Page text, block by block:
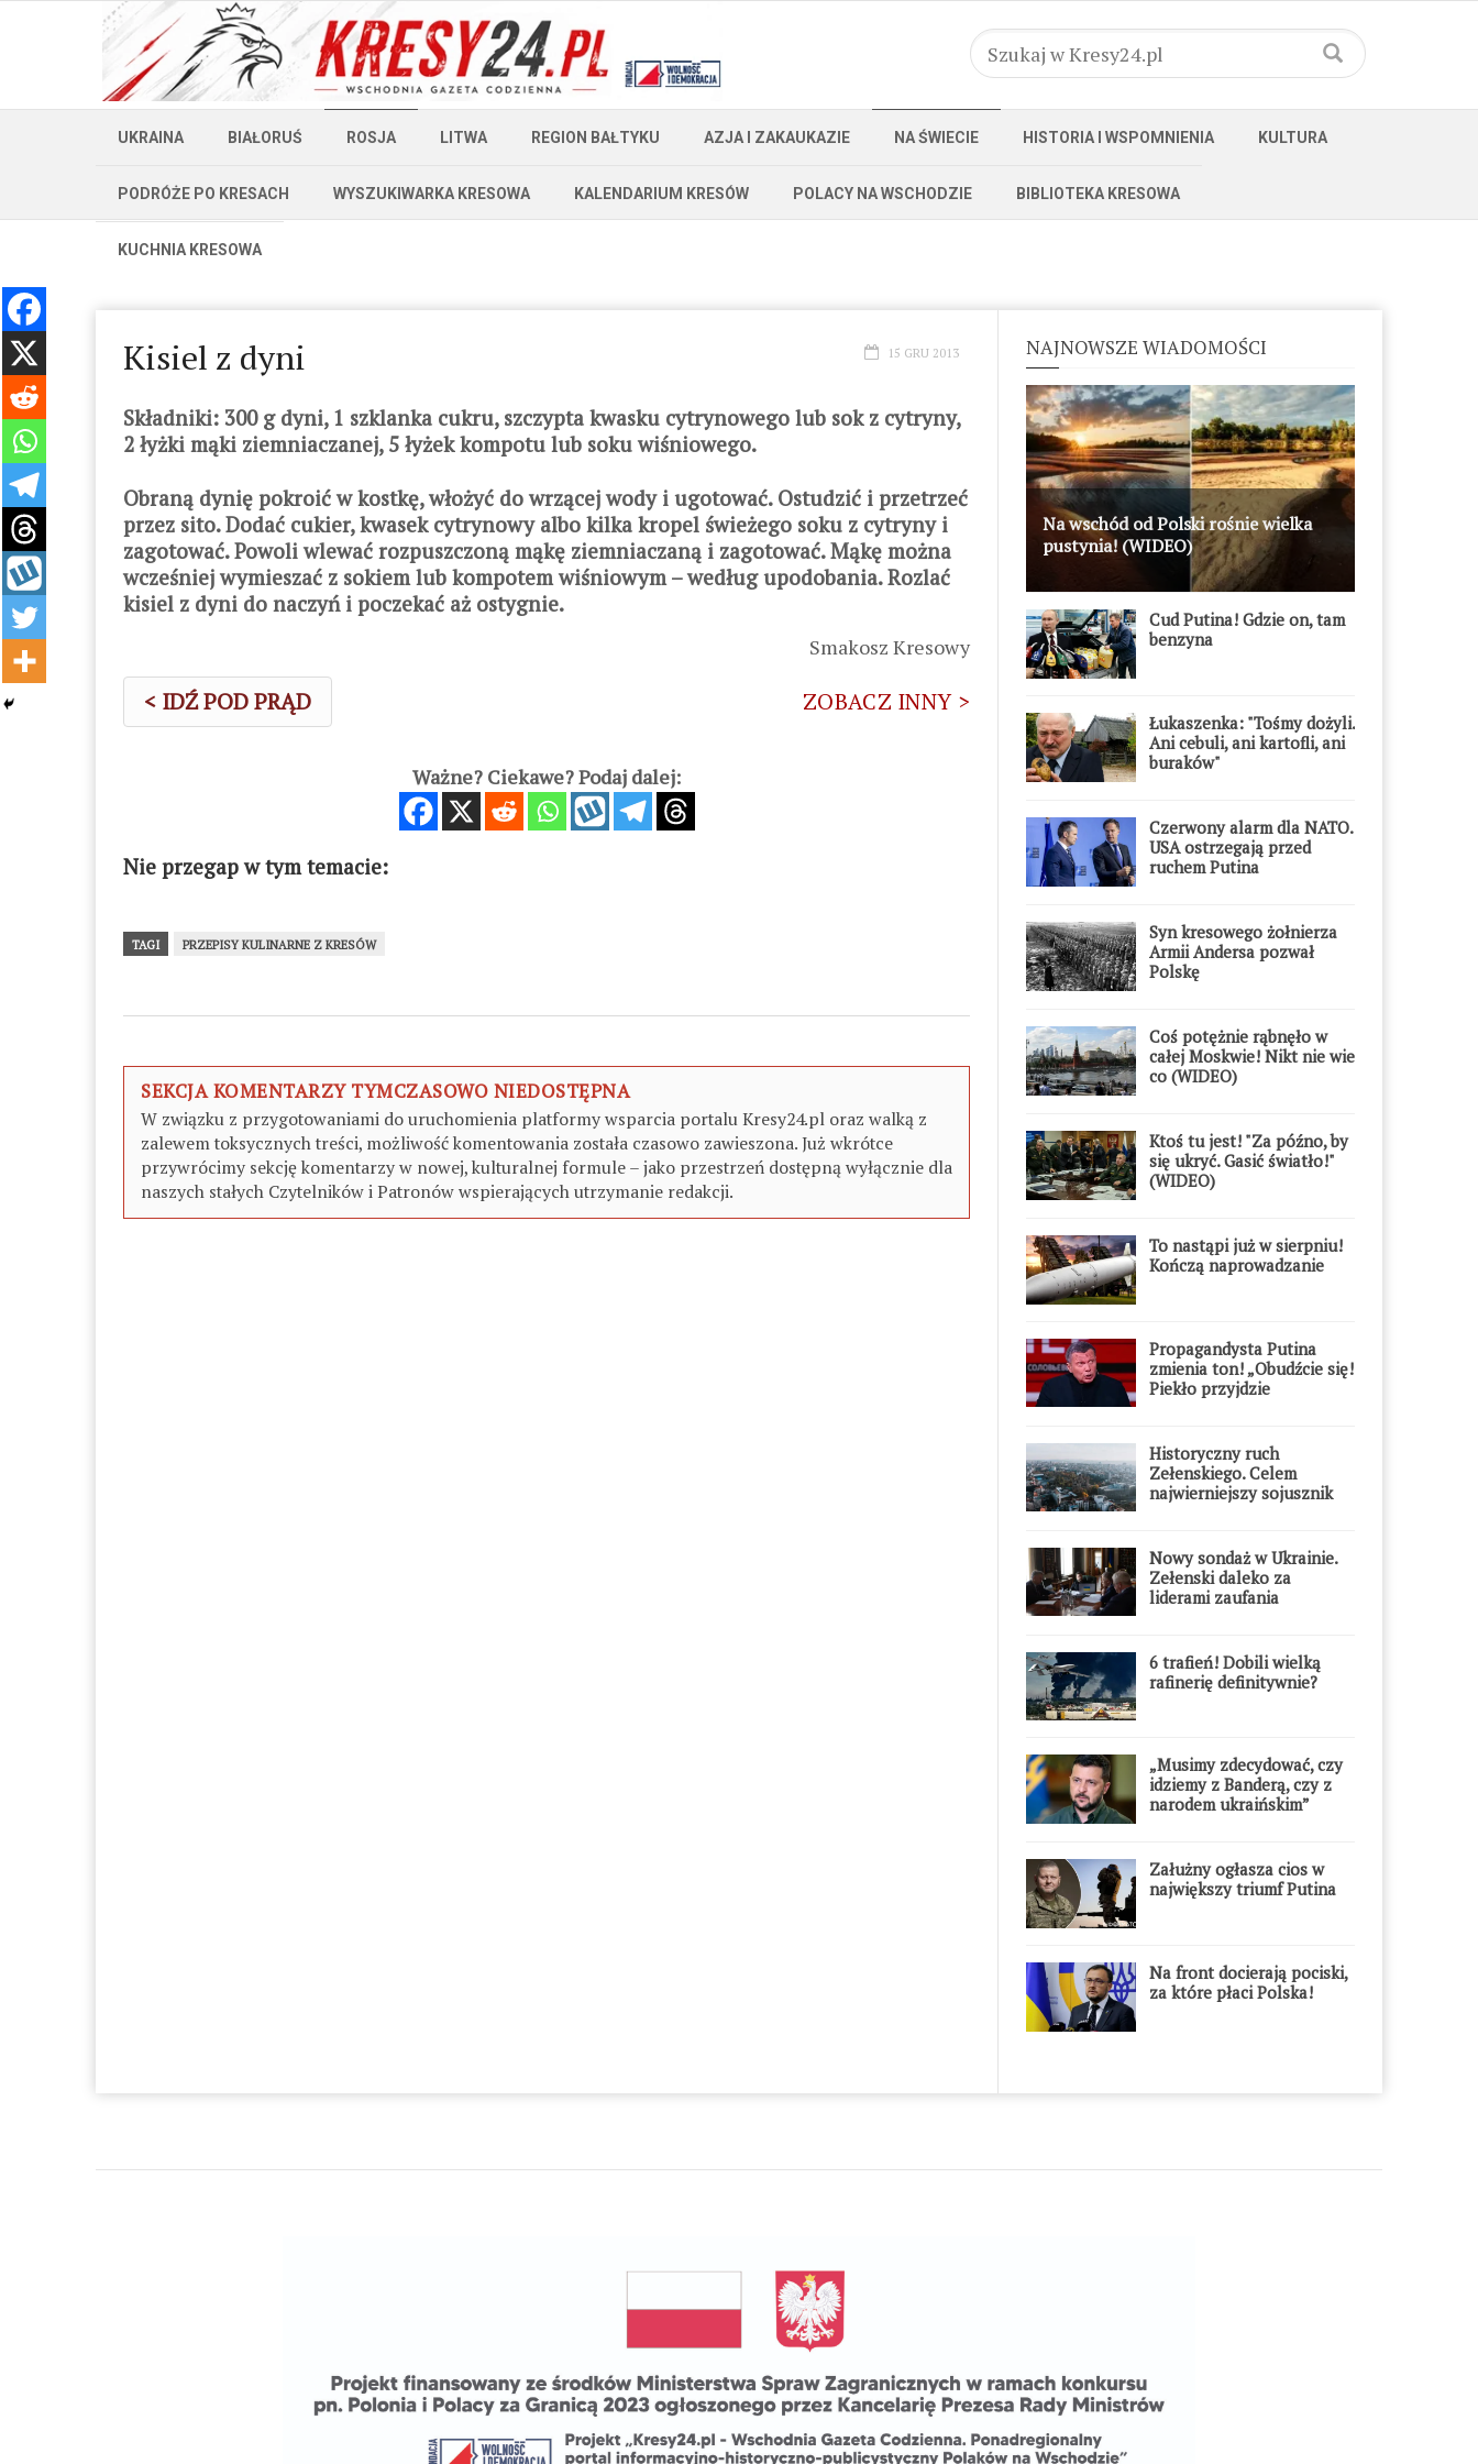
UKRAINA BIAŁORUŚ ROSJA LITWA REGION BAŁTYKU AZJA I ZAKAUKAZIE NA ŚWIECIE HISTORIA I WSPOMNIENIA KULTURA
PODRÓŻE PO KRESACH WYSZUKIWARKA KRESOWA KALENDARIUM KRESÓW POLACY NA WSCHODZIE BIBLIOTEKA KRESOWA
KUCHNIA KRESOWA
Kisiel z dyni 15 GRU 2013
Składniki: 300 g dyni, 1 szklanka cukru, szczypta kwasku cytrynowego lub sok z cytryny,
2 łyżki mąki ziemniaczanej, 5 łyżek kompotu lub soku wiśniowego.
Obraną dynię pokroić w kostkę, włożyć do wrzącej wody i ugotować. Ostudzić i przetrzeć
przez sito. Dodać cukier, kwasek cytrynowy albo kilka kropel świeżego soku z cytryny i
zagotować. Powoli wlewać rozpuszczoną mąkę ziemniaczaną i zagotować. Mąkę można
wcześniej wymieszać z sokiem lub kompotem wiśniowym – według upodobania. Rozlać
kisiel z dyni do naczyń i poczekać aż ostygnie.
Smakosz Kresowy
< IDŹ POD PRĄD ZOBACZ INNY >
Ważne? Ciekawe? Podaj dalej:
Nie przegap w tym temacie:
TAGI PRZEPISY KULINARNE Z KRESÓW
SEKCJA KOMENTARZY TYMCZASOWO NIEDOSTĘPNA
W związku z przygotowaniami do uruchomienia platformy wsparcia portalu Kresy24.pl oraz walką z
zalewem toksycznych treści, możliwość komentowania została czasowo zawieszona. Już wkrótce
przywrócimy sekcję komentarzy w nowej, kulturalnej formule – jako przestrzeń dostępną wyłącznie dla
naszych stałych Czytelników i Patronów wspierających utrzymanie redakcji.
NAJNOWSZE WIADOMOŚCI
Na wschód od Polski rośnie wielka
pustynia! (WIDEO)
Cud Putina! Gdzie on, tam
benzyna
Łukaszenka: "Tośmy dożyli.
Ani cebuli, ani kartofli, ani
buraków"
Czerwony alarm dla NATO.
USA ostrzegają przed
ruchem Putina
Syn kresowego żołnierza
Armii Andersa pozwał
Polskę
Coś potężnie rąbnęło w
całej Moskwie! Nikt nie wie
co (WIDEO)
Ktoś tu jest! "Za późno, by
się ukryć. Gasić światło!"
(WIDEO)
To nastąpi już w sierpniu!
Kończą naprowadzanie
Propagandysta Putina
zmienia ton! „Obudźcie się!
Piekło przyjdzie
Historyczny ruch
Zełenskiego. Celem
najwierniejszy sojusznik
Nowy sondaż w Ukrainie.
Zełenski daleko za
liderami zaufania
6 trafień! Dobili wielką
rafinerię definitywnie?
„Musimy zdecydować, czy
idziemy z Banderą, czy z
narodem ukraińskim”
Załużny ogłasza cios w
największy triumf Putina
Na front docierają pociski,
za które płaci Polska!